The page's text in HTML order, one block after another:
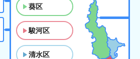
葵区
駿河区
清水区